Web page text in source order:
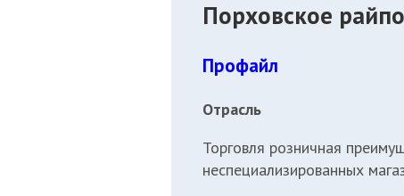
Порховское райпо
Профайл
Отрасль
Торговля розничная
неспециализированных